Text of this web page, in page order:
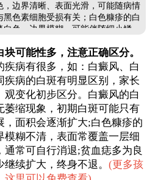
，边界清晰、表面光滑，可能随病情
黑色素细胞受损有关；白色糠疹的白
白色，边界模糊，可能伴随细小鳞
皮肤泛红。及时做科学检查，可更准
从而更有针对性治疗，同时，要做好
防护，避免摩擦、暴晒，遵医嘱护
皮肤恢复。...
可能性多，注意正确区分。
病有很多，如：白癜风、白
疾病的白斑有明显区别，家长
变化初步区分。白癜风的白
萎缩现象，初期白斑可能只有
，面积会逐渐扩大;白色糠疹的
模糊不清，表面常覆盖一层细
常可自行消退;贫血痣多为良
续扩大，终身不退。 (更多孩